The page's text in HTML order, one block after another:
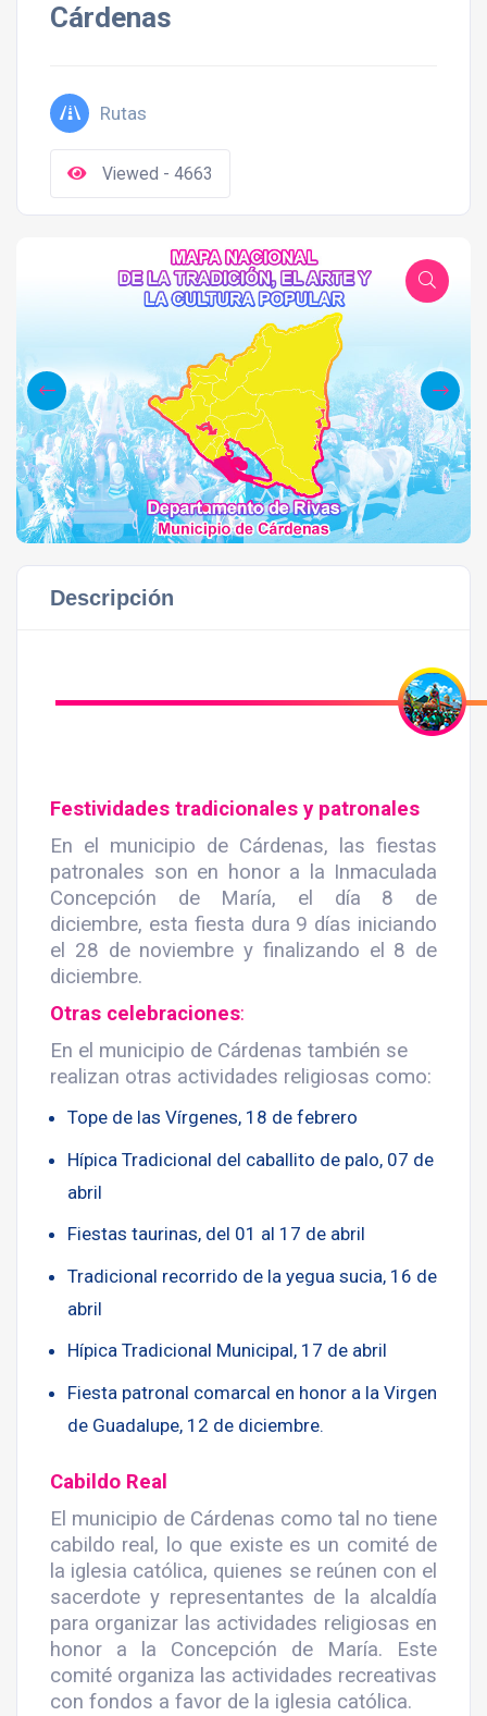
Cárdenas
Rutas
Viewed - 4663
Descripción
Festividades tradicionales y patronales
En el municipio de Cárdenas, las fiestas
patronales son en honor a la Inmaculada
Concepción de María, el día 8 de
diciembre, esta fiesta dura 9 días iniciando
el 28 de noviembre y finalizando el 8 de
diciembre.
Otras celebraciones:
En el municipio de Cárdenas también se
realizan otras actividades religiosas como:
Tope de las Vírgenes, 18 de febrero
Hípica Tradicional del caballito de palo, 07 de
abril
Fiestas taurinas, del 01 al 17 de abril
Tradicional recorrido de la yegua sucia, 16 de
abril
Hípica Tradicional Municipal, 17 de abril
Fiesta patronal comarcal en honor a la Virgen
de Guadalupe, 12 de diciembre.
Cabildo Real
El municipio de Cárdenas como tal no tiene
cabildo real, lo que existe es un comité de
la iglesia católica, quienes se reúnen con el
sacerdote y representantes de la alcaldía
para organizar las actividades religiosas en
honor a la Concepción de María. Este
comité organiza las actividades recreativas
con fondos a favor de la iglesia católica.